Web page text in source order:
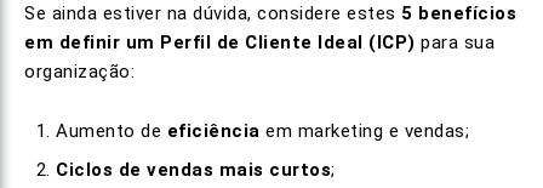
Se ainda estiver na dúvida, considere estes 5 benefícios
em definir um Perfil de Cliente Ideal (ICP) para sua
organização:
Aumento de eficiência em marketing e vendas;
Ciclos de vendas mais curtos;